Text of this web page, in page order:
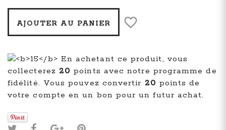
AJOUTER AU PANIER
En achetant ce produit, vous
collecterez 20 points avec notre programme de
fidélité. Vous pouvez convertir 20 points de
votre compte en un bon pour un futur achat.